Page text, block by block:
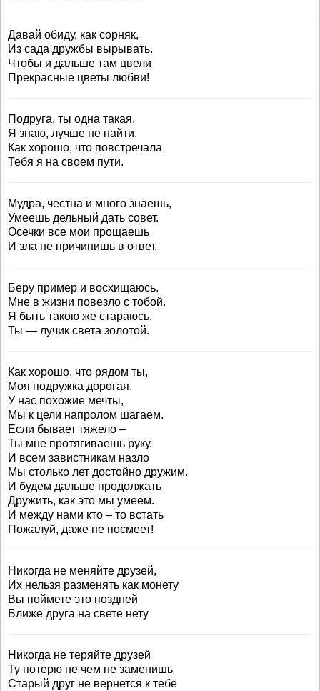
Давай обиду, как сорняк,
Из сада дружбы вырывать.
Чтобы и дальше там цвели
Прекрасные цветы любви!
Подруга, ты одна такая.
Я знаю, лучше не найти.
Как хорошо, что повстречала
Тебя я на своем пути.
Мудра, честна и много знаешь,
Умеешь дельный дать совет.
Осечки все мои прощаешь
И зла не причинишь в ответ.
Беру пример и восхищаюсь.
Мне в жизни повезло с тобой.
Я быть такою же стараюсь.
Ты — лучик света золотой.
Как хорошо, что рядом ты,
Моя подружка дорогая.
У нас похожие мечты,
Мы к цели напролом шагаем.
Если бывает тяжело –
Ты мне протягиваешь руку.
И всем завистникам назло
Мы столько лет достойно дружим.
И будем дальше продолжать
Дружить, как это мы умеем.
И между нами кто – то встать
Пожалуй, даже не посмеет!
Никогда не меняйте друзей,
Их нельзя разменять как монету
Вы поймете это поздней
Ближе друга на свете нету
Никогда не теряйте друзей
Ту потерю не чем не заменишь
Старый друг не вернется к тебе